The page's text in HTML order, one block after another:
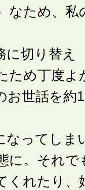
なため、私
に切り替え
ため丁度よ
お世話を約
なってしま
に。それで
くれたり、